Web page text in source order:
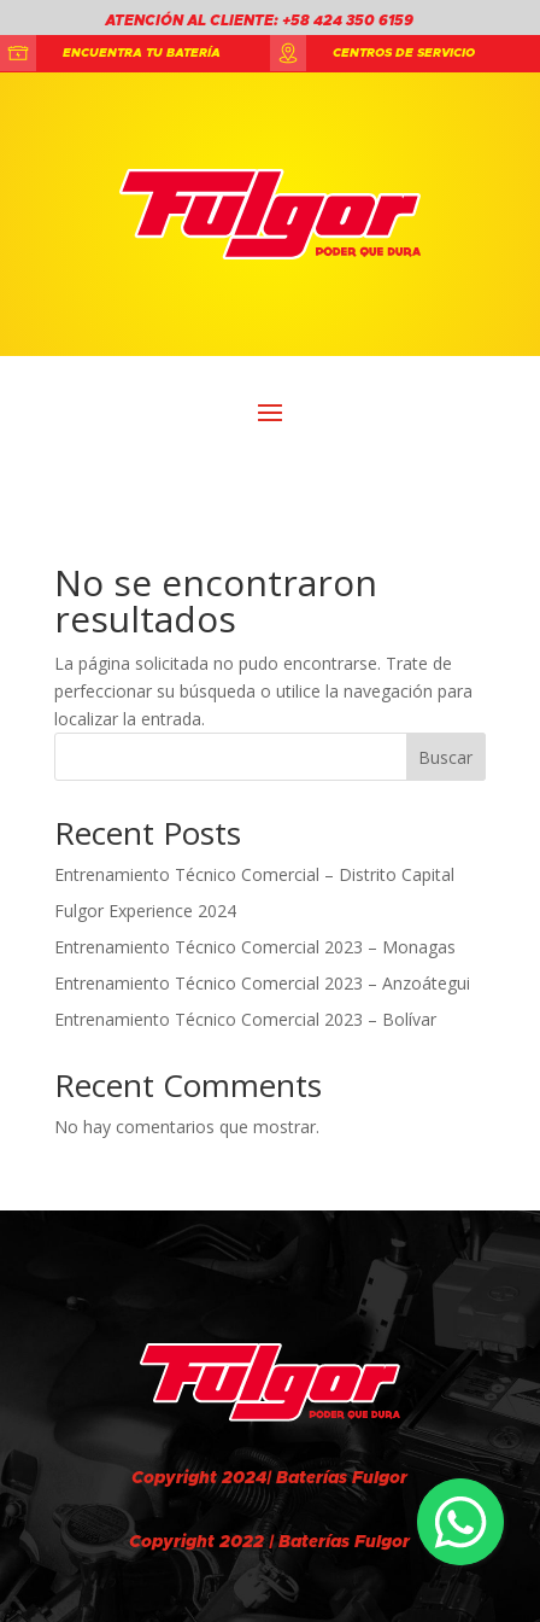
ATENCIÓN AL CLIENTE: +58 424 350 6159
ENCUENTRA TU BATERÍA CENTROS DE SERVICIO
No se encontraron
resultados
La página solicitada no pudo encontrarse. Trate de
perfeccionar su búsqueda o utilice la navegación para
localizar la entrada.
Buscar
Recent Posts
Entrenamiento Técnico Comercial – Distrito Capital
Fulgor Experience 2024
Entrenamiento Técnico Comercial 2023 – Monagas
Entrenamiento Técnico Comercial 2023 – Anzoátegui
Entrenamiento Técnico Comercial 2023 – Bolívar
Recent Comments
No hay comentarios que mostrar.
Copyright 2024| Baterías Fulgor
Copyright 2022 | Baterías Fulgor